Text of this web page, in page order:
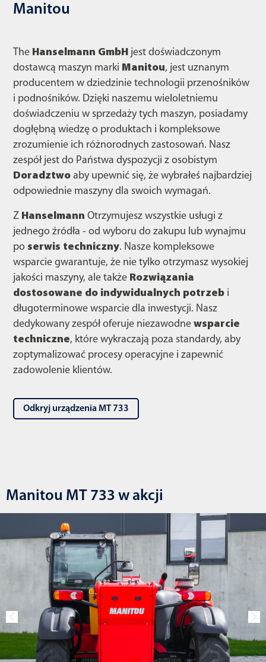
Manitou
The Hanselmann GmbH jest doświadczonym
dostawcą maszyn marki Manitou, jest uznanym
producentem w dziedzinie technologii przenośników
i podnośników. Dzięki naszemu wieloletniemu
doświadczeniu w sprzedaży tych maszyn, posiadamy
dogłębną wiedzę o produktach i kompleksowe
zrozumienie ich różnorodnych zastosowań. Nasz
zespół jest do Państwa dyspozycji z osobistym
Doradztwo aby upewnić się, że wybrałeś najbardziej
odpowiednie maszyny dla swoich wymagań.
Z Hanselmann Otrzymujesz wszystkie usługi z
jednego źródła - od wyboru do zakupu lub wynajmu
po serwis techniczny. Nasze kompleksowe
wsparcie gwarantuje, że nie tylko otrzymasz wysokiej
jakości maszyny, ale także Rozwiązania
dostosowane do indywidualnych potrzeb i
długoterminowe wsparcie dla inwestycji. Nasz
dedykowany zespół oferuje niezawodne wsparcie
techniczne, które wykraczają poza standardy, aby
zoptymalizować procesy operacyjne i zapewnić
zadowolenie klientów.
Odkryj urządzenia MT 733
Manitou MT 733 w akcji